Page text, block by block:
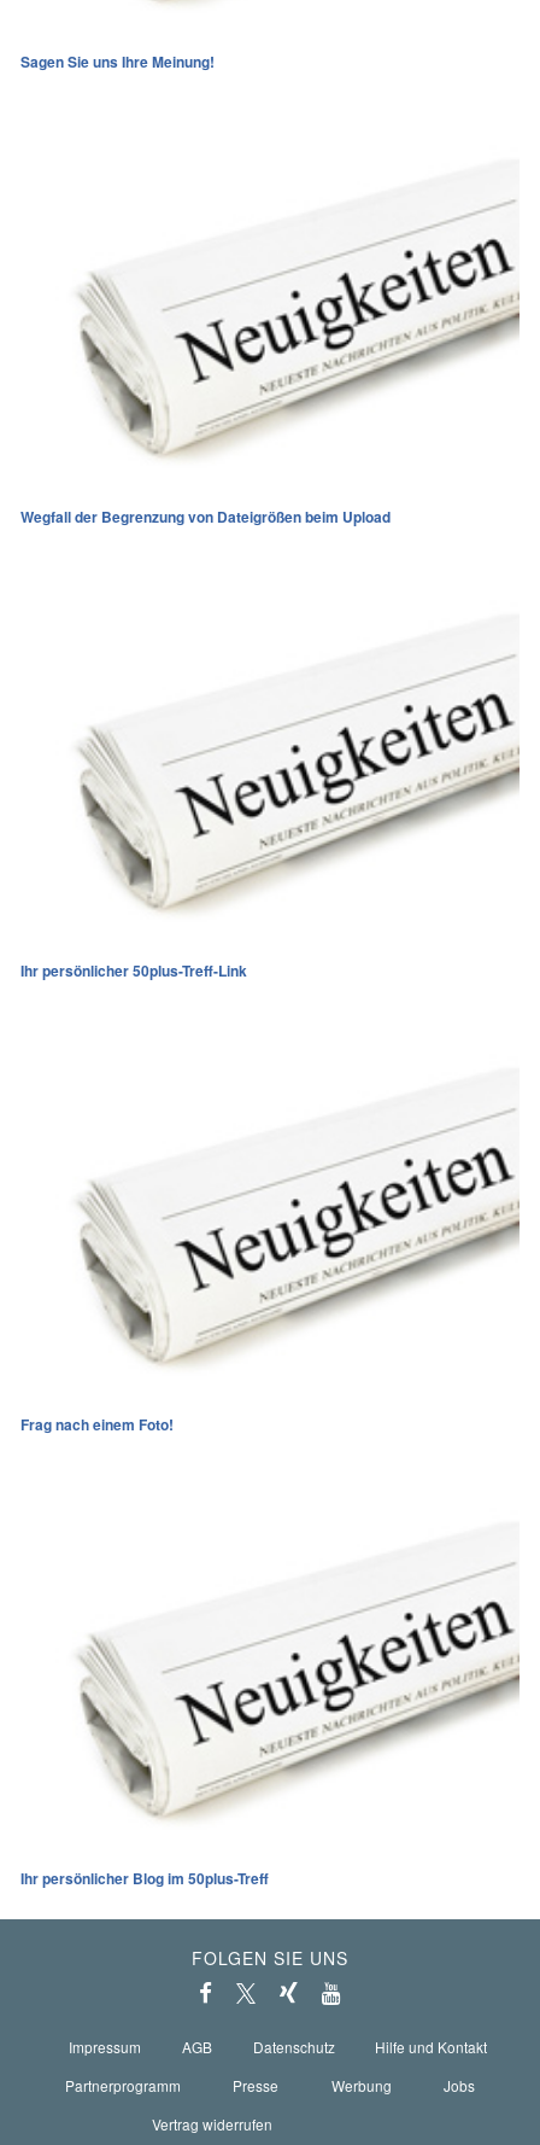
Sagen Sie uns Ihre Meinung!
Wegfall der Begrenzung von Dateigrößen beim Upload
Ihr persönlicher 50plus-Treff-Link
Frag nach einem Foto!
Ihr persönlicher Blog im 50plus-Treff
FOLGEN SIE UNS
Impressum AGB Datenschutz
Hilfe und Kontakt
Partnerprogramm
Presse Werbung
Jobs
Vertrag widerrufen